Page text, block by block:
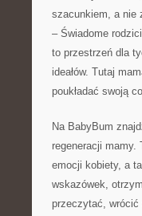
szacunkiem, a nie
– Świadome
to przestrzeń dla
ideałów. Tutaj
poukładać swoją
Na BabyBum
regeneracji mamy.
emocji kobiety, a
wskazówek,
przeczytać, wrócić